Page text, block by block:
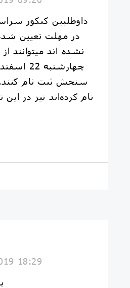
سنجش ثبت نام
نام کرده‌اند نیز در این
18:29